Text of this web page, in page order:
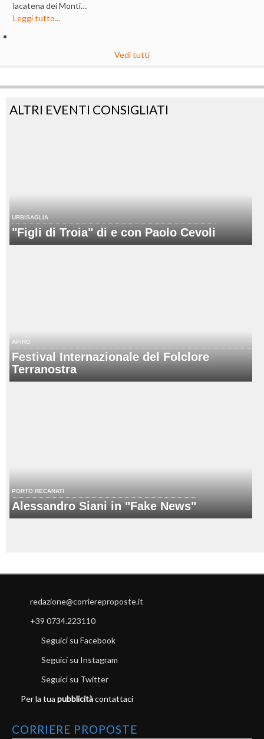
lacatena dei Monti…
Leggi tutto...
Vedi tutti
ALTRI EVENTI CONSIGLIATI
URBISAGLIA
"Figli di Troia" di e con Paolo Cevoli
APIRO
Festival Internazionale del Folclore
Terranostra
PORTO RECANATI
Alessandro Siani in "Fake News"
redazione@corriereproposte.it
+39 0734.223110
Seguici su Facebook
Seguici su Instagram
Seguici su Twitter
Per la tua pubblicitàcontattaci
CORRIERE PROPOSTE